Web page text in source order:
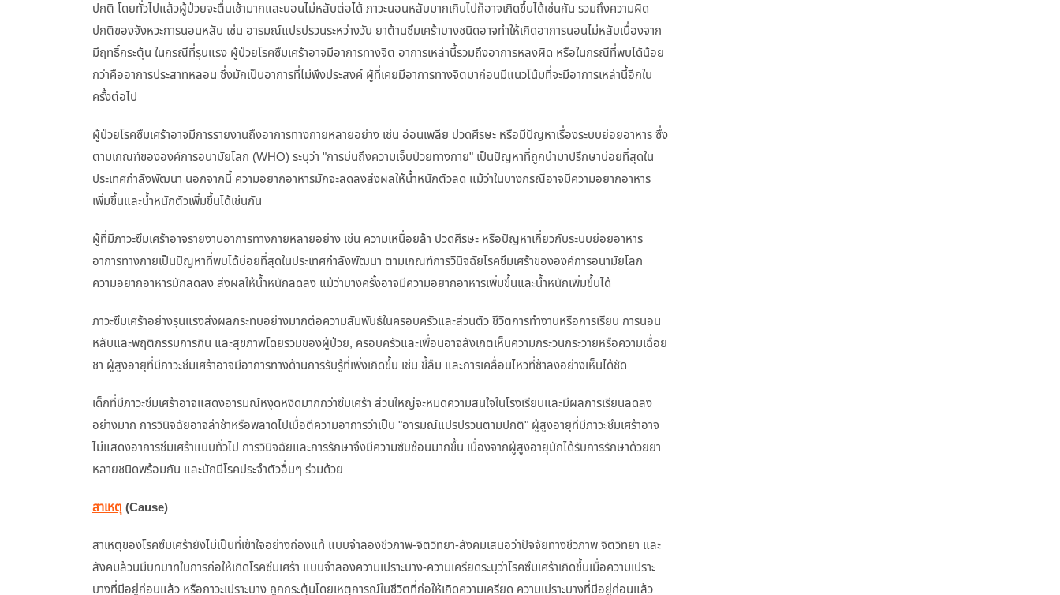
ปกติ โดยทั่วไปแล้วผู้ป่วยจะตื่นเช้ามากและนอนไม่หลับต่อได้ ภาวะนอนหลับมากเกินไปก็อาจเกิดขึ้นได้เช่นกัน รวมถึงความผิด
ปกติของจังหวะการนอนหลับ เช่น อารมณ์แปรปรวนระหว่างวัน ยาต้านซึมเศร้าบางชนิดอาจทำให้เกิดอาการนอนไม่หลับเนื่องจาก
มีฤทธิ์กระตุ้น ในกรณีที่รุนแรง ผู้ป่วยโรคซึมเศร้าอาจมีอาการทางจิต อาการเหล่านี้รวมถึงอาการหลงผิด หรือในกรณีที่พบได้น้อย
กว่าคืออาการประสาทหลอน ซึ่งมักเป็นอาการที่ไม่พึงประสงค์ ผู้ที่เคยมีอาการทางจิตมาก่อนมีแนวโน้มที่จะมีอาการเหล่านี้อีกใน
ครั้งต่อไป
ผู้ป่วยโรคซึมเศร้าอาจมีการรายงานถึงอาการทางกายหลายอย่าง เช่น อ่อนเพลีย ปวดศีรษะ หรือมีปัญหาเรื่องระบบย่อยอาหาร ซึ่ง
ตามเกณฑ์ขององค์การอนามัยโลก (WHO) ระบุว่า "การบ่นถึงความเจ็บป่วยทางกาย" เป็นปัญหาที่ถูกนำมาปรึกษาบ่อยที่สุดใน
ประเทศกำลังพัฒนา นอกจากนี้ ความอยากอาหารมักจะลดลงส่งผลให้น้ำหนักตัวลด แม้ว่าในบางกรณีอาจมีความอยากอาหาร
เพิ่มขึ้นและน้ำหนักตัวเพิ่มขึ้นได้เช่นกัน
ผู้ที่มีภาวะซึมเศร้าอาจรายงานอาการทางกายหลายอย่าง เช่น ความเหนื่อยล้า ปวดศีรษะ หรือปัญหาเกี่ยวกับระบบย่อยอาหาร
อาการทางกายเป็นปัญหาที่พบได้บ่อยที่สุดในประเทศกำลังพัฒนา ตามเกณฑ์การวินิจฉัยโรคซึมเศร้าขององค์การอนามัยโลก
ความอยากอาหารมักลดลง ส่งผลให้น้ำหนักลดลง แม้ว่าบางครั้งอาจมีความอยากอาหารเพิ่มขึ้นและน้ำหนักเพิ่มขึ้นได้
ภาวะซึมเศร้าอย่างรุนแรงส่งผลกระทบอย่างมากต่อความสัมพันธ์ในครอบครัวและส่วนตัว ชีวิตการทำงานหรือการเรียน การนอน
หลับและพฤติกรรมการกิน และสุขภาพโดยรวมของผู้ป่วย, ครอบครัวและเพื่อนอาจสังเกตเห็นความกระวนกระวายหรือความเฉื่อย
ชา ผู้สูงอายุที่มีภาวะซึมเศร้าอาจมีอาการทางด้านการรับรู้ที่เพิ่งเกิดขึ้น เช่น ขี้ลืม และการเคลื่อนไหวที่ช้าลงอย่างเห็นได้ชัด
เด็กที่มีภาวะซึมเศร้าอาจแสดงอารมณ์หงุดหงิดมากกว่าซึมเศร้า ส่วนใหญ่จะหมดความสนใจในโรงเรียนและมีผลการเรียนลดลง
อย่างมาก การวินิจฉัยอาจล่าช้าหรือพลาดไปเมื่อตีความอาการว่าเป็น "อารมณ์แปรปรวนตามปกติ" ผู้สูงอายุที่มีภาวะซึมเศร้าอาจ
ไม่แสดงอาการซึมเศร้าแบบทั่วไป การวินิจฉัยและการรักษาจึงมีความซับซ้อนมากขึ้น เนื่องจากผู้สูงอายุมักได้รับการรักษาด้วยยา
หลายชนิดพร้อมกัน และมักมีโรคประจำตัวอื่นๆ ร่วมด้วย
สาเหตุ (Cause)
สาเหตุของโรคซึมเศร้ายังไม่เป็นที่เข้าใจอย่างถ่องแท้ แบบจำลองชีวภาพ-จิตวิทยา-สังคมเสนอว่าปัจจัยทางชีวภาพ จิตวิทยา และ
สังคมล้วนมีบทบาทในการก่อให้เกิดโรคซึมเศร้า แบบจำลองความเปราะบาง-ความเครียดระบุว่าโรคซึมเศร้าเกิดขึ้นเมื่อความเปราะ
บางที่มีอยู่ก่อนแล้ว หรือภาวะเปราะบาง ถูกกระตุ้นโดยเหตุการณ์ในชีวิตที่ก่อให้เกิดความเครียด ความเปราะบางที่มีอยู่ก่อนแล้ว